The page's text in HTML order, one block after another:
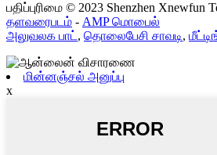
பதிப்புரிமை © 2023 Shenzhen
தளவரைபடம் - AMP மொபைல்
அலுவலக பாட், தொலைபேசி சாவடி,
மின்னஞ்சல் அனுப்பு
x